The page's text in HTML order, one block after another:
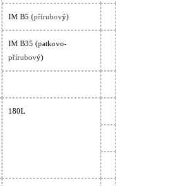
IM B5 (přírubový)
IM B35 (patkovo-
přírubový)
180L